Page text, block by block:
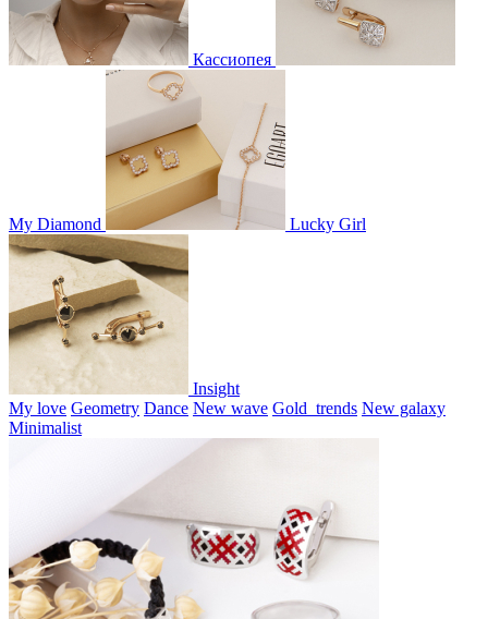
Кассиопея
My Diamond Lucky Girl
Insight
My love Geometry Dance New wave Gold_trends New galaxy
Minimalist